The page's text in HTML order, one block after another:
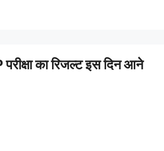
का रिजल्ट इस दिन आने